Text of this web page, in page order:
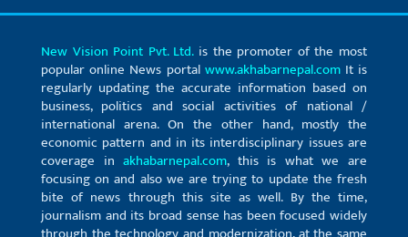
New Vision Point Pvt. Ltd.is the promoter of the most
popular online News portal www.akhabarnepal.comIt is
regularly updating the accurate information based on
business, politics and social activities of national /
international arena. On the other hand, mostly the
economic pattern and in its interdisciplinary issues are
coverage inakhabarnepal.com, this is what we are
focusing on and also we are trying to update the fresh
bite of news through this site as well. By the time,
journalism and its broad sense has been focused widely